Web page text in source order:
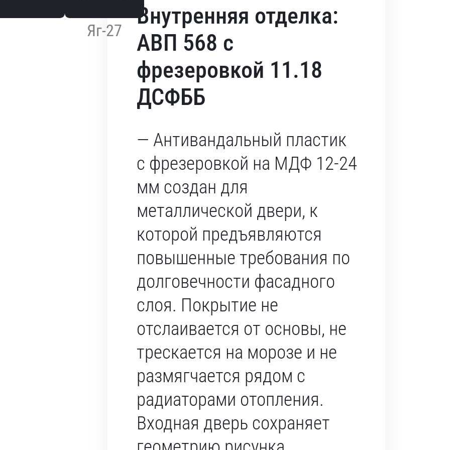
Яг-27
Внутренняя отделка:
АВП 568 с
фрезеровкой 11.18
ДСФББ
— Антивандальный пластик
с фрезеровкой на МДФ 12-24
мм создан для
металлической двери, к
которой предъявляются
повышенные требования по
долговечности фасадного
слоя. Покрытие не
отслаивается от основы, не
трескается на морозе и не
размягчается рядом с
радиаторами отопления.
Входная дверь сохраняет